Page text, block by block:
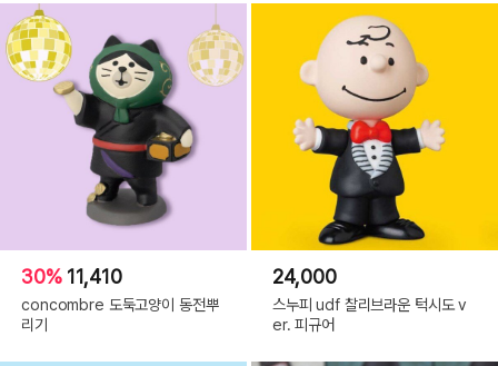
30% 11,410
concombre 도둑고양이 동전뿌
리기
24,000
스누피 udf 찰리브라운 턱시도 v
er. 피규어